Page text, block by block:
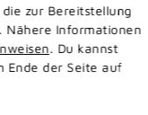
zur Bereitstellung
Nähere Informationen
. Du kannst
Ende der Seite auf
ALS
den Armen.
Hilfe